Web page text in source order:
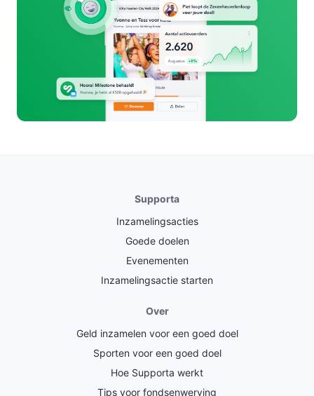
Supporta
Inzamelingsacties
Goede doelen
Evenementen
Inzamelingsactie starten
Over
Geld inzamelen voor een goed doel
Sporten voor een goed doel
Hoe Supporta werkt
Tips voor fondsenwerving